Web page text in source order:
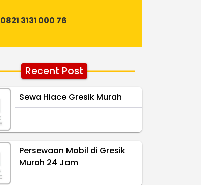
0821 3131 000 76
Recent Post
Sewa Hiace Gresik Murah
Persewaan Mobil di Gresik
Murah 24 Jam